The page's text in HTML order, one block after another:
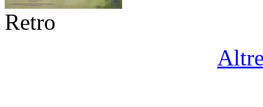
Retro